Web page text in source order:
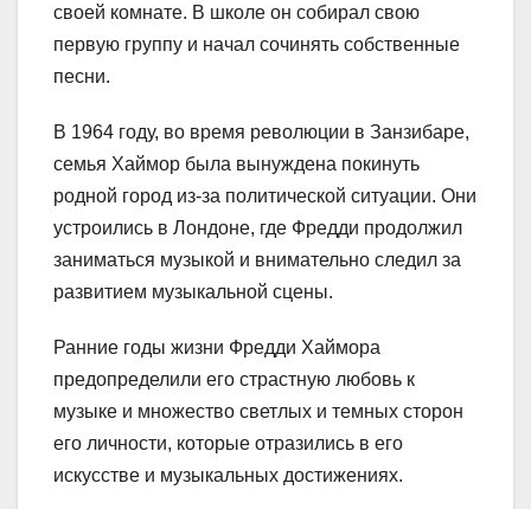
своей комнате. В школе он собирал свою
первую группу и начал сочинять собственные
песни.
В 1964 году, во время революции в Занзибаре,
семья Хаймор была вынуждена покинуть
родной город из-за политической ситуации. Они
устроились в Лондоне, где Фредди продолжил
заниматься музыкой и внимательно следил за
развитием музыкальной сцены.
Ранние годы жизни Фредди Хаймора
предопределили его страстную любовь к
музыке и множество светлых и темных сторон
его личности, которые отразились в его
искусстве и музыкальных достижениях.